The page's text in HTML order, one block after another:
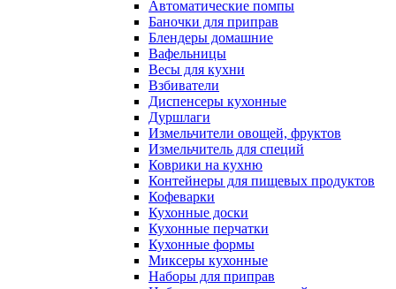
Автоматические помпы
Баночки для приправ
Блендеры домашние
Вафельницы
Весы для кухни
Взбиватели
Диспенсеры кухонные
Дуршлаги
Измельчители овощей, фруктов
Измельчитель для специй
Коврики на кухню
Контейнеры для пищевых продуктов
Кофеварки
Кухонные доски
Кухонные перчатки
Кухонные формы
Миксеры кухонные
Наборы для приправ